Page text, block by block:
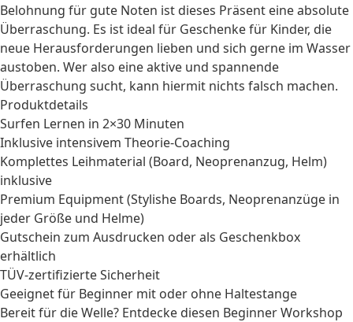
Belohnung für gute Noten ist dieses Präsent eine absolute
Überraschung. Es ist ideal für Geschenke für Kinder, die
neue Herausforderungen lieben und sich gerne im Wasser
austoben. Wer also eine aktive und spannende
Überraschung sucht, kann hiermit nichts falsch machen.
Produktdetails
Surfen Lernen in 2×30 Minuten
Inklusive intensivem Theorie-Coaching
Komplettes Leihmaterial (Board, Neoprenanzug, Helm)
inklusive
Premium Equipment (Stylishe Boards, Neoprenanzüge in
jeder Größe und Helme)
Gutschein zum Ausdrucken oder als Geschenkbox
erhältlich
TÜV-zertifizierte Sicherheit
Geeignet für Beginner mit oder ohne Haltestange
Bereit für die Welle? Entdecke diesen Beginner Workshop